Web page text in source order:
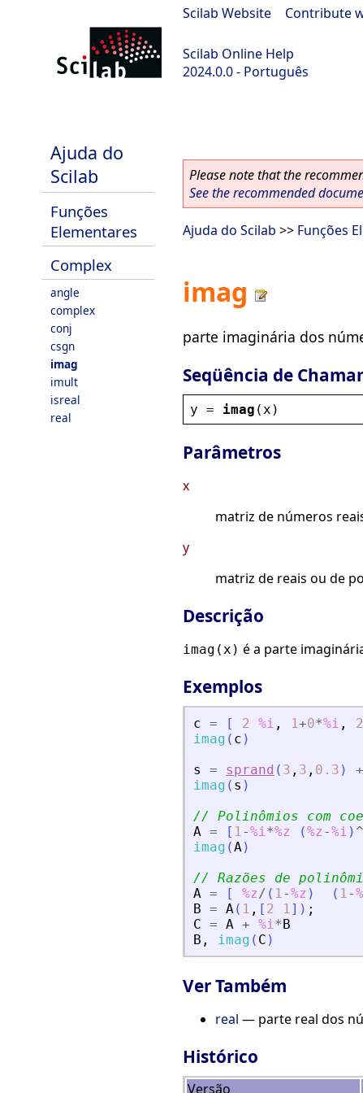
Scilab Website Contribute
Scilab Online Help
2024.0.0 - Português
Ajuda do
Scilab
Funções
Elementares
Complex
angle
complex
conj
csgn
imag
imult
isreal
real
Please note that the
See the recommended
Ajuda do Scilab >> Funções
imag
parte imaginária dos
Seqüência de
y = imag ( x )
Parâmetros
x
matriz de números
y
matriz de reais ou de
Descrição
imag(x) é a parte
Exemplos
c = [ 2 %i , 1+0*%i , 2
imag ( c )
s
= sprand ( 3 , 3 , 0.3 ) +
imag ( s )
// Polinômios com
A = [ 1-%i*%z (%z -%i ) ^
imag (A)
// Razões de
A = [ %z/ ( 1-%z ) ( 1-
B = A( 1 , [ 2 1] ) ;
C = A + %i*B
B , imag ( C )
Ver Também
real — parte real dos
Histórico
Versão